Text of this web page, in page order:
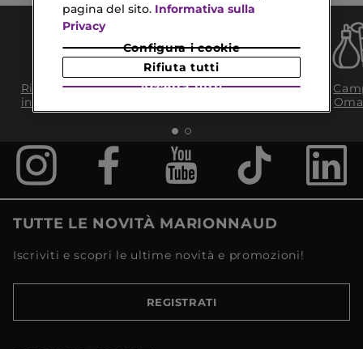
Ritiro in negozio
in 2H
Consegna Gratuita
TUTTE LE NOVITÀ MARIONNAUD
Iscriviti e scopri le ultime novità e promozioni!
REGISTRATI
pagina del sito. Informativa sulla
Privacy
Configura i cookie
Rifiuta tutti
Accetta tutti